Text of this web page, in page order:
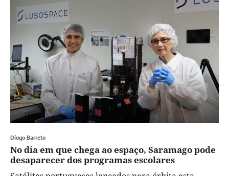
Diogo Barreto
No dia em que chega ao espaço, Saramago pode
desaparecer dos programas escolares